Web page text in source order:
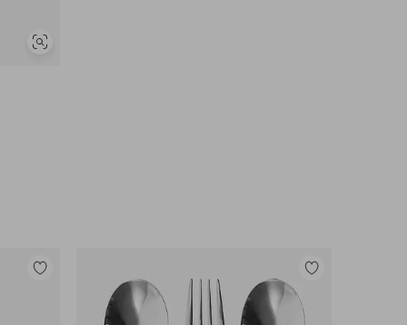
Vis
Legg
Legg
til
favoritter